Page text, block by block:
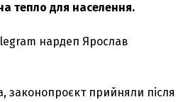
тепло для населення.
нардеп Ярослав
законопроєкт прийняли після